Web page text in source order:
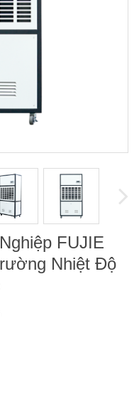
FUJIE
Nhiệt Độ